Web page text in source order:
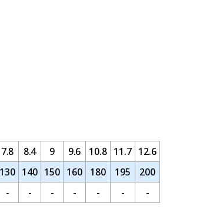
7.8 8.4 9 9.6 10.8 11.7 12.6
130 140 150 160 180 195
200
- - - - - -
-